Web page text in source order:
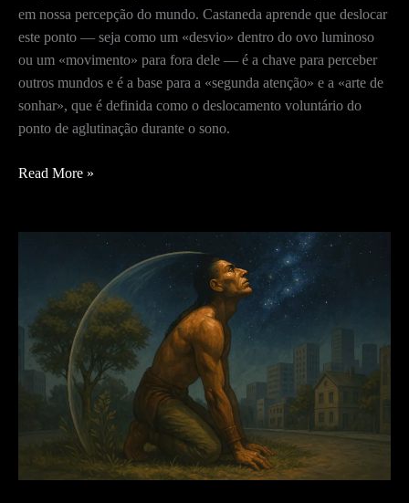
em nossa percepção do mundo. Castaneda aprende que deslocar
este ponto — seja como um «desvio» dentro do ovo luminoso
ou um «movimento» para fora dele — é a chave para perceber
outros mundos e é a base para a «segunda atenção» e a «arte de
sonhar», que é definida como o deslocamento voluntário do
ponto de aglutinação durante o sono.
Feiticeiros
Sonhar
Read More »